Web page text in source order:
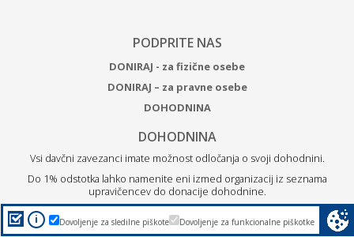
PODPRITE NAS
DONIRAJ - za fizične osebe
DONIRAJ – za pravne osebe
DOHODNINA
DOHODNINA
Vsi davčni zavezanci imate možnost odločanja o svoji dohodnini.
Do 1% odstotka lahko namenite eni izmed organizacij iz seznama
upravičencev do donacije dohodnine.
Z donacijo ZPM Maribor boste podprli brezplačne programe
za otroke, mlade in družine.
Dovoljenje za funkcionalne piškotke
Dovoljenje za sledilne piškote
i